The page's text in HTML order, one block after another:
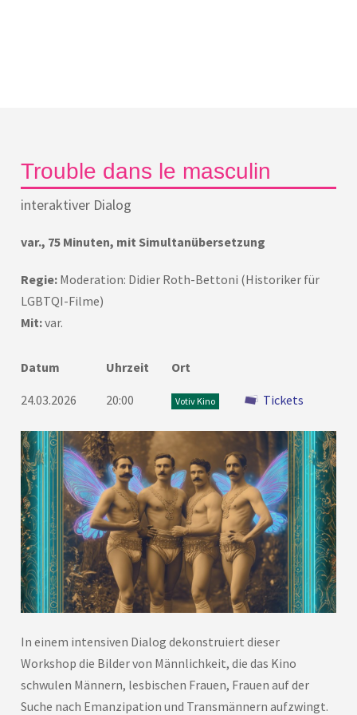
In einem intensiven Dialog dekonstruiert dieser
Workshop die Bilder von Männlichkeit, die das Kino
schwulen Männern, lesbischen Frauen, Frauen auf der
Suche nach Emanzipation und Transmännern aufzwingt.
Trouble dans le masculin
interaktiver Dialog
var., 75 Minuten, mit Simultanübersetzung
Regie: Moderation: Didier Roth-Bettoni (Historiker für
LGBTQI-Filme)
Mit:var.
Datum Uhrzeit Ort
24.03.2026 20:00 Votiv Kino Tickets